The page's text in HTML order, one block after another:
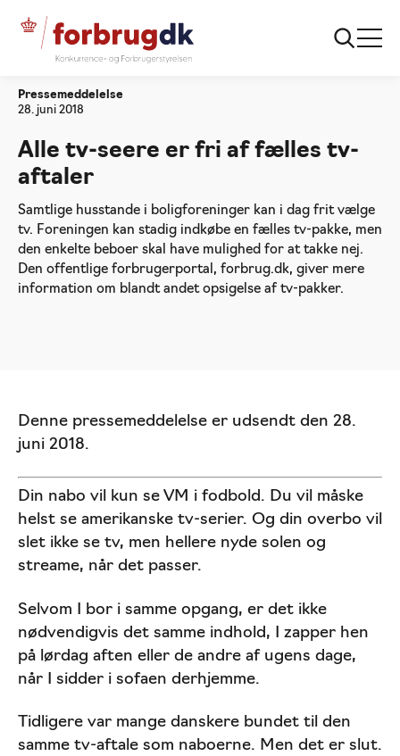
Forside Alle tv-seere er fri af fælles tv-aftaler
Pressemeddelelse
28. juni 2018
Alle tv-seere er fri af fælles tv-
aftaler
Samtlige husstande i boligforeninger kan i dag frit vælge
tv. Foreningen kan stadig indkøbe en fælles tv-pakke, men
den enkelte beboer skal have mulighed for at takke nej.
Den offentlige forbrugerportal, forbrug.dk, giver mere
information om blandt andet opsigelse af tv-pakker.
Denne pressemeddelelse er udsendt den 28.
juni 2018.
Din nabo vil kun se VM i fodbold. Du vil måske
helst se amerikanske tv-serier. Og din overbo vil
slet ikke se tv, men hellere nyde solen og
streame, når det passer.
Selvom I bor i samme opgang, er det ikke
nødvendigvis det samme indhold, I zapper hen
på lørdag aften eller de andre af ugens dage,
når I sidder i sofaen derhjemme.
Tidligere var mange danskere bundet til den
samme tv-aftale som naboerne. Men det er slut.